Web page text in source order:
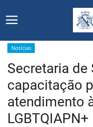
Início
Editais
Floriano
Notícias
Secretaria de
capacitação
atendimento
LGBTQIAPN+